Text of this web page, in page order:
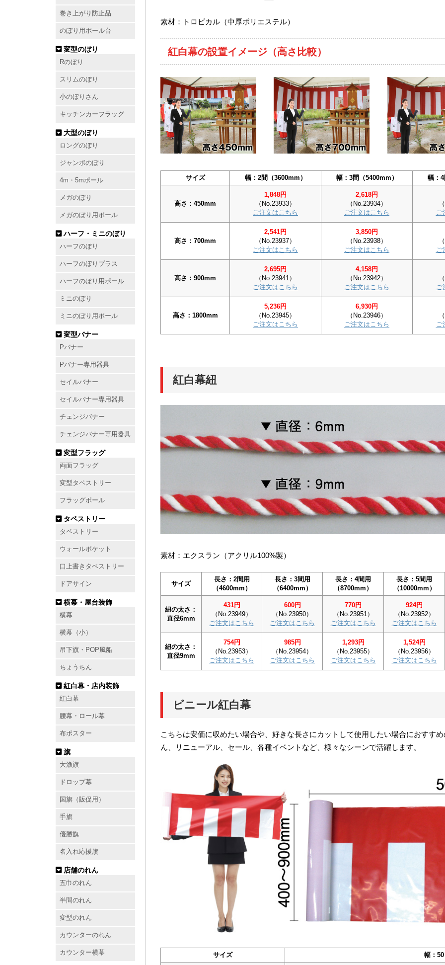
巻き上がり防止品
のぼり用ポール台
変型のぼり
Rのぼり
スリムのぼり
小のぼりさん
キッチンカーフラッグ
大型のぼり
ロングのぼり
ジャンボのぼり
4m・5mポール
メガのぼり
メガのぼり用ポール
ハーフ・ミニのぼり
ハーフのぼり
ハーフのぼりプラス
ハーフのぼり用ポール
ミニのぼり
ミニのぼり用ポール
変型バナー
Pバナー
Pバナー専用器具
セイルバナー
セイルバナー専用器具
チェンジバナー
チェンジバナー専用器具
変型フラッグ
両面フラッグ
変型タペストリー
フラッグポール
タペストリー
タペストリー
ウォールポケット
口上書きタペストリー
ドアサイン
横幕・屋台装飾
横幕
横幕（小）
吊下旗・POP風船
ちょうちん
紅白幕・店内装飾
紅白幕
腰幕・ロール幕
布ポスター
旗
大漁旗
ドロップ幕
国旗（販促用）
手旗
優勝旗
名入れ応援旗
店舗のれん
五巾のれん
半間のれん
変型のれん
カウンターのれん
カウンター横幕
素材：トロピカル（中厚ポリエステル）
紅白幕の設置イメージ（高さ比較）
サイズ 幅：2間（3600mm） 幅：3間（5400mm） 幅：
高さ：450mm
1,848円
（No.23933）
ご注文はこちら
2,618円
（No.23934）
ご注文はこちら
ご
高さ：700mm
2,541円
（No.23937）
ご注文はこちら
3,850円
（No.23938）
ご注文はこちら
ご
高さ：900mm
2,695円
（No.23941）
ご注文はこちら
4,158円
（No.23942）
ご注文はこちら
ご
高さ：1800mm
5,236円
（No.23945）
ご注文はこちら
6,930円
（No.23946）
ご注文はこちら
ご
紅白幕紐
素材：エクスラン（アクリル100%製）
サイズ
長さ：2間用
（4600mm）
長さ：3間用
（6400mm）
長さ：4間用
（8700mm）
長さ：5間用
（10000mm）
紐の太さ：
直径6mm
431円
（No.23949）
ご注文はこちら
600円
（No.23950）
ご注文はこちら
770円
（No.23951）
ご注文はこちら
924円
（No.23952）
ご注文はこちら
紐の太さ：
直径9mm
754円
（No.23953）
ご注文はこちら
985円
（No.23954）
ご注文はこちら
1,293円
（No.23955）
ご注文はこちら
1,524円
（No.23956）
ご注文はこちら
ビニール紅白幕
こちらは安価に収めたい場合や、好きな長さにカットして使用したい場合におすす
ん、リニューアル、セール、各種イベントなど、様々なシーンで活躍します。
サイズ 幅：